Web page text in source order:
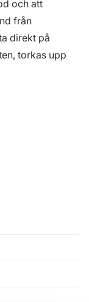
och att
från
direkt på
torkas upp